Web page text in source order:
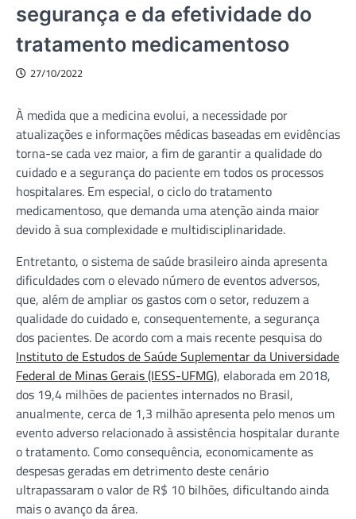
segurança e da efetividade do
tratamento medicamentoso
27/10/2022
À medida que a medicina evolui, a necessidade por
atualizações e informações médicas baseadas em evidências
torna-se cada vez maior, a fim de garantir a qualidade do
cuidado e a segurança do paciente em todos os processos
hospitalares. Em especial, o ciclo do tratamento
medicamentoso, que demanda uma atenção ainda maior
devido à sua complexidade e multidisciplinaridade.
Entretanto, o sistema de saúde brasileiro ainda apresenta
dificuldades com o elevado número de eventos adversos,
que, além de ampliar os gastos com o setor, reduzem a
qualidade do cuidado e, consequentemente, a segurança
dos pacientes. De acordo com a mais recente pesquisa do
Instituto de Estudos de Saúde Suplementar da Universidade
Federal de Minas Gerais (IESS-UFMG), elaborada em 2018,
dos 19,4 milhões de pacientes internados no Brasil,
anualmente, cerca de 1,3 milhão apresenta pelo menos um
evento adverso relacionado à assistência hospitalar durante
o tratamento. Como consequência, economicamente as
despesas geradas em detrimento deste cenário
ultrapassaram o valor de R$ 10 bilhões, dificultando ainda
mais o avanço da área.